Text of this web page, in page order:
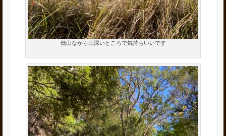
低山ながら山深いところで気持ちいいです